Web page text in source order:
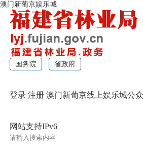
澳门新葡京娱乐城
国务院 省政府
登录 注册 澳门新葡京线上娱乐城公
网站支持IPv6